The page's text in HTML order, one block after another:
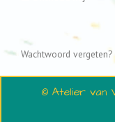
Wachtwoord vergeten?
© Atelier van